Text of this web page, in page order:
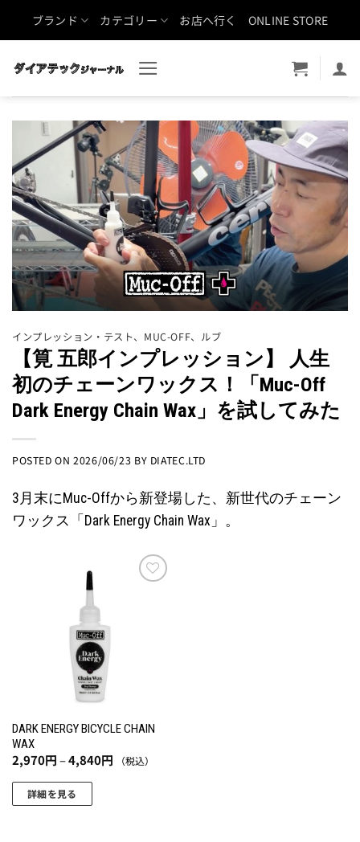
ブランド カテゴリー お店へ行く ONLINE STORE
インプレッション・テスト、 MUC-OFF、 ルブ
【筧 五郎インプレッション】 人生
初のチェーンワックス！「Muc-Off
Dark Energy Chain Wax」を試してみた
POSTED ON2026/06/23 BY DIATEC.LTD
3月末にMuc-Offから新登場した、新世代のチェーン
ワックス「Dark Energy Chain Wax」。
DARK ENERGY BICYCLE CHAIN
WAX
2,970円–4,840円価
格
（税込）
詳細を見る